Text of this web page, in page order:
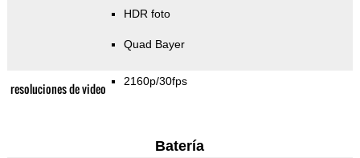
HDR foto
Quad Bayer
resoluciones de video 2160p/30fps
Batería